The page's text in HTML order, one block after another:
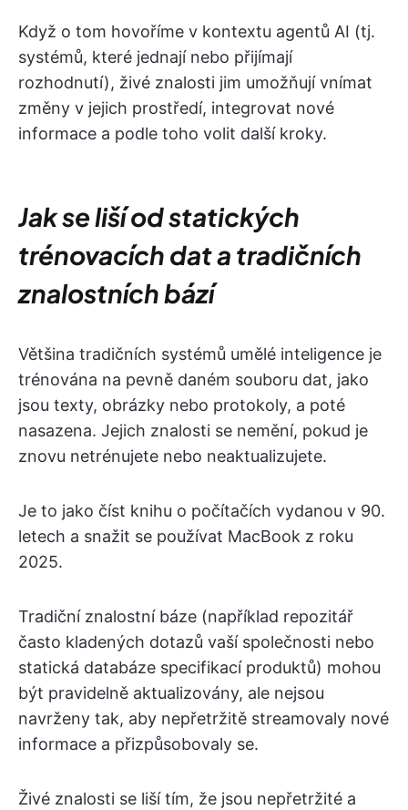
Když o tom hovoříme v kontextu agentů AI (tj.
systémů, které jednají nebo přijímají
rozhodnutí), živé znalosti jim umožňují vnímat
změny v jejich prostředí, integrovat nové
informace a podle toho volit další kroky.
Jak se liší od statických
trénovacích dat a tradičních
znalostních bází
Většina tradičních systémů umělé inteligence je
trénována na pevně daném souboru dat, jako
jsou texty, obrázky nebo protokoly, a poté
nasazena. Jejich znalosti se nemění, pokud je
znovu netrénujete nebo neaktualizujete.
Je to jako číst knihu o počítačích vydanou v 90.
letech a snažit se používat MacBook z roku
2025.
Tradiční znalostní báze (například repozitář
často kladených dotazů vaší společnosti nebo
statická databáze specifikací produktů) mohou
být pravidelně aktualizovány, ale nejsou
navrženy tak, aby nepřetržitě streamovaly nové
informace a přizpůsobovaly se.
Živé znalosti se liší tím, že jsou nepřetržité a